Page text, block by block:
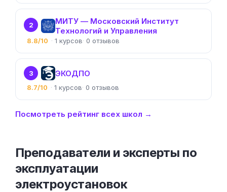
2
МИТУ — Московский Институт
Технологий и Управления
8.8/10 1 0
3 ЭКОДПО
8.7/10 1 0
Посмотреть рейтинг всех школ →
Преподаватели и эксперты по
эксплуатации
электроустановок